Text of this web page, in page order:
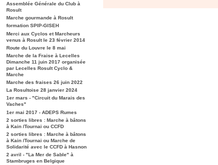
Assemblée Générale du Club à
Rosult
Marche gourmande à Rosult
formation SPIP-GISEH
Merci aux Cyclos et Marcheurs
venus à Rosult le 23 février 2014
Route du Louvre le 8 mai
Marche de la Fraise à Lecelles
Dimanche 11 juin 2017 organisée
par Lecelles Rosult Cyclo &
Marche
Marche des fraises 26 juin 2022
La Rosultoise 28 janvier 2024
1er mars - "Circuit du Marais des
Vaches"
1er mai 2017 - ADEPS Rumes
2 sorties libres : Marche à bâtons
à Kain /Tournai ou CCFD
2 sorties libres : Marche à bâtons
à Kain /Tournai ou Marche de
Solidarité avec le CCFD à Hasnon
2 avril - "La Mer de Sable" à
Stambruges en Belgique